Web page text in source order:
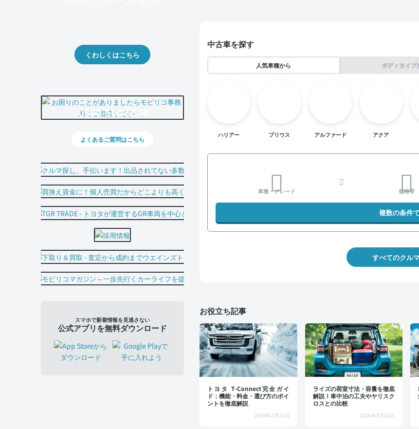
中古車を探す
人気車種から ボディタイプ
ハリアー プリウス アルファード アクア
車種・グレード 価格帯
複数の条件
すべてのクル
お役立ち記事
トヨタ T-Connect完全ガイ
ド：機能・料金・選び方のポイ
ントを徹底解説
2026年7月21日
ライズの荷室寸法・容量を徹底
解説！車中泊の工夫やヤリスク
ロスとの比較
2026年7月21日
くわしくはこちら
0800-500-5500
よくあるご質問はこちら
スマホで新着情報を見逃さない
公式アプリを無料ダウンロード